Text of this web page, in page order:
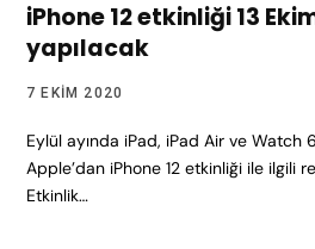
iPhone 12 etkinliği 13
yapılacak
7 EKIM 2020
Eylül ayında iPad, iPad Air ve Watch
Apple’dan iPhone 12 etkinliği ile ilgili
Etkinlik…